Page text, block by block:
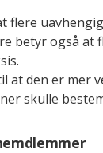
flere
betyr også at
at den er mer
skulle